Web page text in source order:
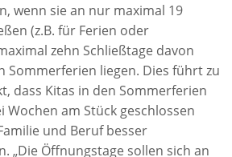
wenn sie an nur maximal 19
(z.B. für Ferien oder
zehn Schließtage davon
Sommerferien liegen. Dies führt zu
dass Kitas in den Sommerferien
Wochen am Stück geschlossen
und Beruf besser
„Die Öffnungstage sollen sich an